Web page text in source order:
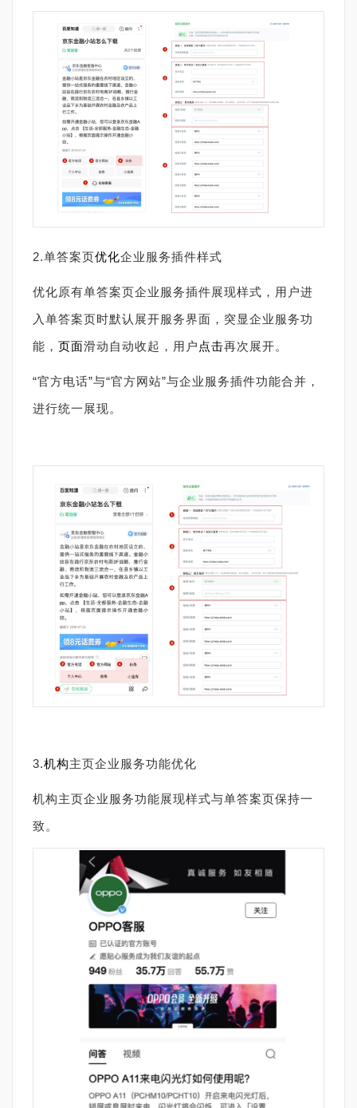
2.单答案页优化企业服务插件样式
优化原有单答案页企业服务插件展现样式，用户进
入单答案页时默认展开服务界面，突显企业服务功
能， 页面滑动自动收起，用户 点击再次展开。
“官方电话”与“官方网站”与企业服务插件功能合并，
进行统一展现。
3.机构主页企业服务功能优化
机构主页企业服务功能展现样式与单答案页保持一
致。